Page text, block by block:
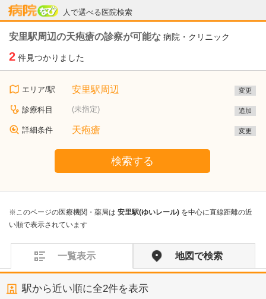
人で選べる医院検索
病院なび
安里駅周辺の天疱瘡の診察が可能な 病院・クリニック
2 件見つかりました
エリア/駅 安里駅周辺 変更
診療科目 (未指定) 追加
詳細条件 天疱瘡 変更
検索する
※このページの医療機関・薬局は 安里駅(ゆいレール) を中心に直線距離の近
い順で表示されています
一覧表示 地図で検索
駅から近い順に全2件を表示